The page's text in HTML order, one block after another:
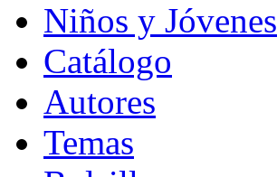
Niños y Jóvenes
Catálogo
Autores
Temas